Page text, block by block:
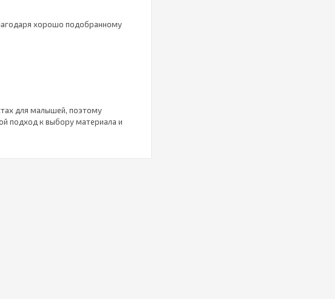
хорошо подобранному
для малышей, поэтому
подход к выбору материала и